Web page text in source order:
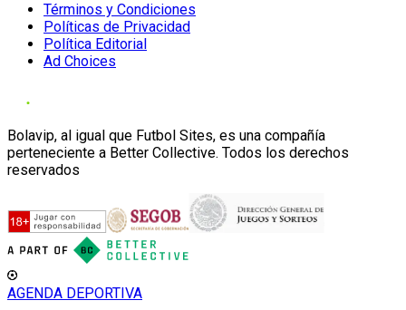
Términos y Condiciones
Políticas de Privacidad
Política Editorial
Ad Choices
Bolavip, al igual que Futbol Sites, es una compañía
perteneciente a Better Collective. Todos los derechos
reservados
AGENDA DEPORTIVA